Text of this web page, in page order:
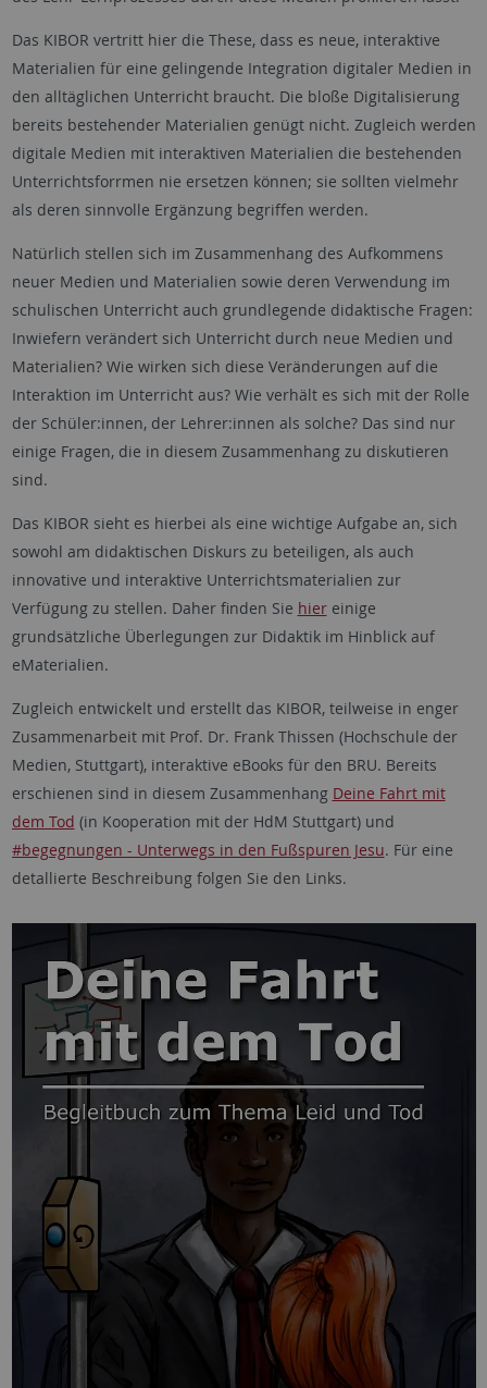
Das KIBOR vertritt hier die These, dass es neue, interaktive
Materialien für eine gelingende Integration digitaler Medien in
den alltäglichen Unterricht braucht. Die bloße Digitalisierung
bereits bestehender Materialien genügt nicht. Zugleich werden
digitale Medien mit interaktiven Materialien die bestehenden
Unterrichtsforrmen nie ersetzen können; sie sollten vielmehr
als deren sinnvolle Ergänzung begriffen werden.
Natürlich stellen sich im Zusammenhang des Aufkommens
neuer Medien und Materialien sowie deren Verwendung im
schulischen Unterricht auch grundlegende didaktische Fragen:
Inwiefern verändert sich Unterricht durch neue Medien und
Materialien? Wie wirken sich diese Veränderungen auf die
Interaktion im Unterricht aus? Wie verhält es sich mit der Rolle
der Schüler:innen, der Lehrer:innen als solche? Das sind nur
einige Fragen, die in diesem Zusammenhang zu diskutieren
sind.
Das KIBOR sieht es hierbei als eine wichtige Aufgabe an, sich
sowohl am didaktischen Diskurs zu beteiligen, als auch
innovative und interaktive Unterrichtsmaterialien zur
Verfügung zu stellen. Daher finden Sie hiereinige
grundsätzliche Überlegungen zur Didaktik im Hinblick auf
eMaterialien.
Zugleich entwickelt und erstellt das KIBOR, teilweise in enger
Zusammenarbeit mit Prof. Dr. Frank Thissen (Hochschule der
Medien, Stuttgart), interaktive eBooks für den BRU. Bereits
erschienen sind in diesem Zusammenhang Deine Fahrt mit
dem Tod (in Kooperation mit der HdM Stuttgart) und
#begegnungen - Unterwegs in den Fußspuren Jesu. Für eine
detallierte Beschreibung folgen Sie den Links.